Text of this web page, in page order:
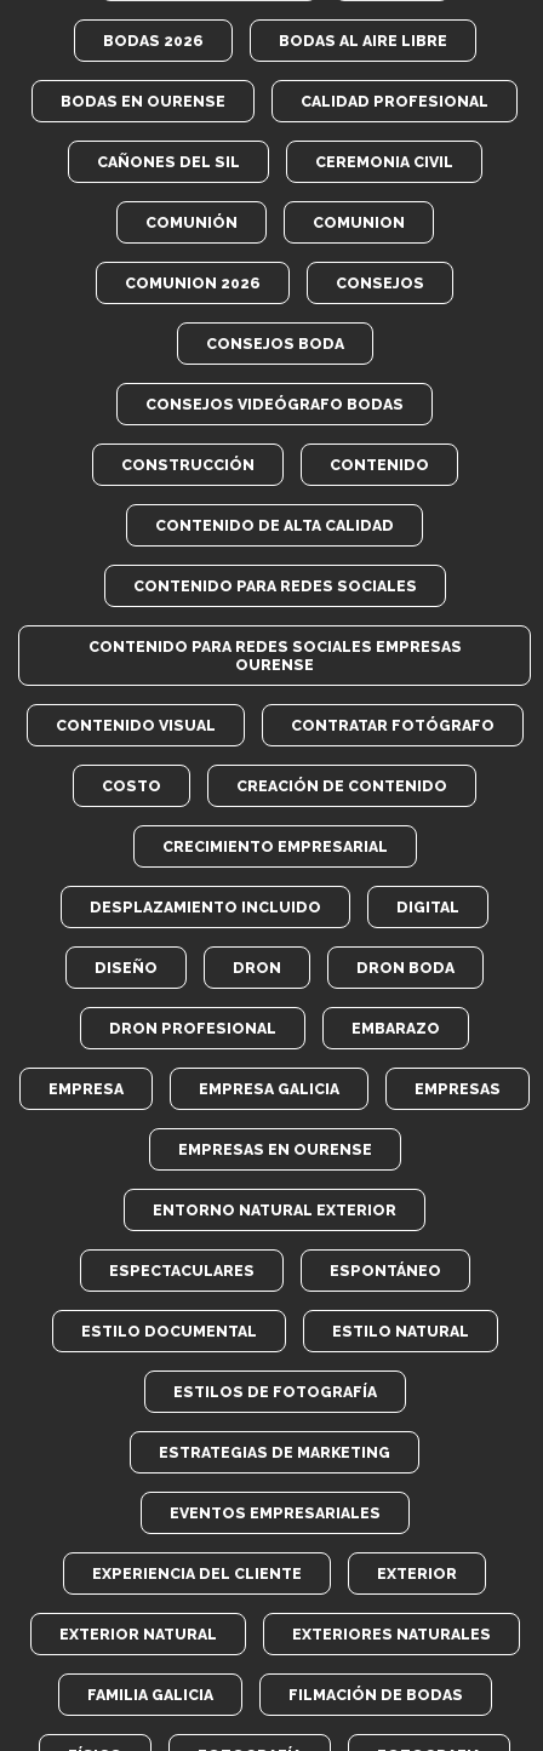
BODAS 2026 BODAS AL AIRE LIBRE
BODAS EN OURENSE CALIDAD PROFESIONAL
CAÑONES DEL SIL CEREMONIA CIVIL
COMUNIÓN COMUNION
COMUNION 2026 CONSEJOS
CONSEJOS BODA
CONSEJOS VIDEÓGRAFO BODAS
CONSTRUCCIÓN CONTENIDO
CONTENIDO DE ALTA CALIDAD
CONTENIDO PARA REDES SOCIALES
CONTENIDO PARA REDES SOCIALES EMPRESAS
OURENSE
CONTENIDO VISUAL CONTRATAR FOTÓGRAFO
COSTO CREACIÓN DE CONTENIDO
CRECIMIENTO EMPRESARIAL
DESPLAZAMIENTO INCLUIDO DIGITAL
DISEÑO DRON DRON BODA
DRON PROFESIONAL EMBARAZO
EMPRESA EMPRESA GALICIA EMPRESAS
EMPRESAS EN OURENSE
ENTORNO NATURAL EXTERIOR
ESPECTACULARES ESPONTÁNEO
ESTILO DOCUMENTAL ESTILO NATURAL
ESTILOS DE FOTOGRAFÍA
ESTRATEGIAS DE MARKETING
EVENTOS EMPRESARIALES
EXPERIENCIA DEL CLIENTE EXTERIOR
EXTERIOR NATURAL EXTERIORES NATURALES
FAMILIA GALICIA FILMACIÓN DE BODAS